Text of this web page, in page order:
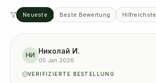
Neueste Beste Bewertung Hilfreichste
НИ Николай И.
05 Jan 2026
VERIFIZIERTE BESTELLUNG